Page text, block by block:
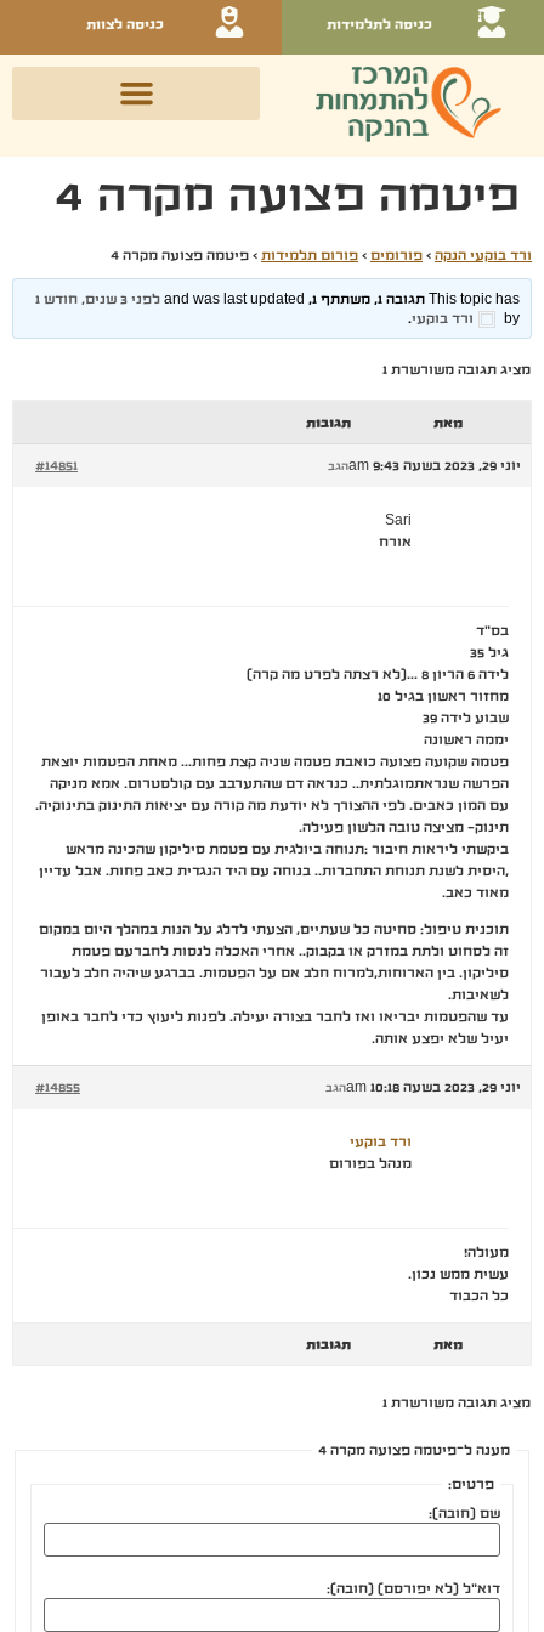
כניסה לתלמידות כניסה לצוות
פיטמה פצועה מקרה 4
ורד בוקעי הנקה › פורומים › פורום תלמידות › פיטמה פצועה מקרה 4
This topic has תגובה 1, משתתף 1, and was last updated
לפני 3 שנים, חודש 1
by
ורד בוקעי.
מציג תגובה משורשרת 1
מאת תגובות
יוני 29, 2023 בשעה 9:43 am #14851 הגב
Sari
אורח
בס"ד
גיל 35
לידה 6 הריון 8 …(לא רצתה לפרט מה קרה)
מחזור ראשון בגיל 10
שבוע לידה 39
יממה ראשונה
פטמה שקועה פצועה כואבת פטמה שניה קצת פחות… מאחת הפטמות יוצאת
הפרשה שנראתמוגלתית.. כנראה דם שהתערבב עם קולסטרום. אמא מניקה
עם המון כאבים. לפי ההצורך לא יודעת מה קורה עם יציאות התינוק בתינוקיה.
תינוק- מציצה טובה הלשון פעילה.
ביקשתי ליראות חיבור :תנוחה ביולגית עם פטמת סיליקון שהכינה מראש
,היסית לשנת תנוחת התחברות.. בנוחה עם היד הנגדית כאב פחות. אבל עדיין
מאוד כאב.
תוכנית טיפול: סחיטה כל שעתיים, הצעתי לדלג על הנות במהלך היום במקום
זה לסחוט ולתת במזרק או בקבוק.. אחרי האכלה לנסות לחברעם פטמת
סיליקון. בין הארוחות,למרוח חלב אם על הפטמות. בברגע שיהיה חלב לעבור
לשאיבות.
עד שהפטמות יבריאו ואז לחבר בצורה יעילה. לפנות ליעוץ כדי לחבר באופן
יעיל שלא יפצע אותה.
יוני 29, 2023 בשעה 10:18 am #14855 הגב
ורד בוקעי
מנהל בפורום
מעולה!
עשית ממש נכון.
כל הכבוד
מאת תגובות
מציג תגובה משורשרת 1
מענה ל־פיטמה פצועה מקרה 4
פרטים:
שם (חובה):
דוא"ל (לא יפורסם) (חובה):